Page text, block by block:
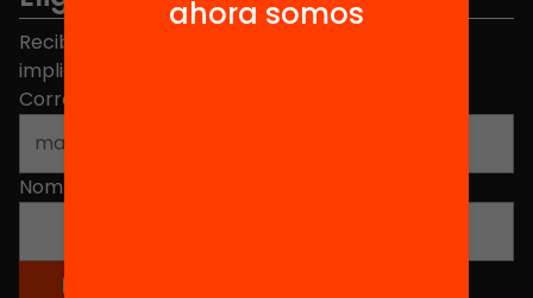
Recibe contenidos, iniciativas y proyectos para
implicarte.
Correo electrónico
Nombre
ahora somos